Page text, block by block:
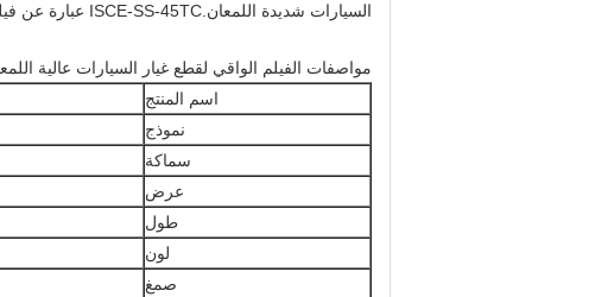
السيارات شديدة اللمعان.ISCE-SS-45TC عبارة عن فيلم واقي ذاتي اللصق بدون غراء ولن يتفاعل كيميائيًا مع أي سطح.
مواصفات الفيلم الواقي لقطع غيار السيارات عالية
اسم المنتج
نموذج
سماكة
عرض
طول
لون
صمغ